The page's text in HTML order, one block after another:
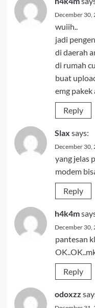
December 30,
wuiih..
jadi
di daerah
di rumah
buat
emg pakek
Reply
Slax says:
December 30,
yang jelas
modem
Reply
h4k4m
December 30,
pantesan
Reply
odoxzz